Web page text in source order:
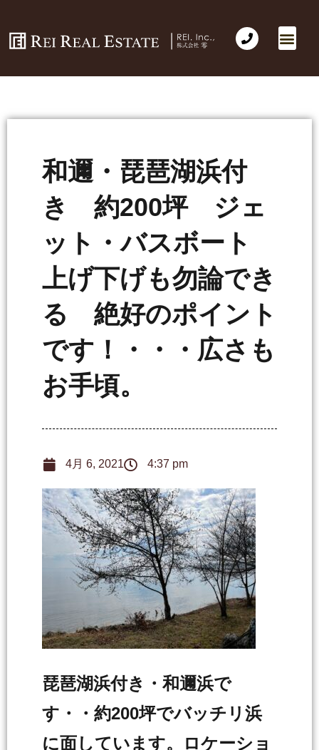
和邇・琵琶湖浜付
き 約200坪 ジェ
ット・バスボート
上げ下げも勿論でき
る 絶好のポイント
です！・・・広さも
お手頃。
4月 6, 2021 4:37 pm
琵琶湖浜付き・和邇浜で
す・・約200坪でバッチリ浜
に面しています。ロケーショ